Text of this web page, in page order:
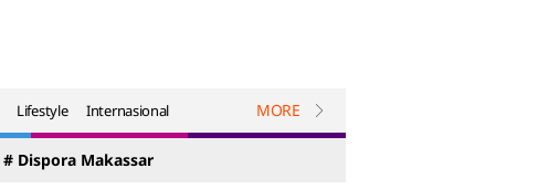
Lifestyle Internasional MORE
# Dispora Makassar